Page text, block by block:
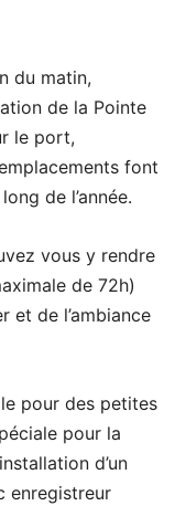
du matin,
de la Pointe
le port,
font
de l’année.
vous y rendre
de 72h)
et de l’ambiance
pour des petites
pour la
d’un
enregistreur